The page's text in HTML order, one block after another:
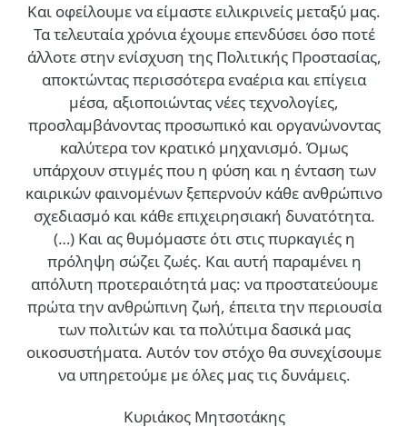
Και οφείλουμε να είμαστε ειλικρινείς μεταξύ μας.
Τα τελευταία χρόνια έχουμε επενδύσει όσο ποτέ
άλλοτε στην ενίσχυση της Πολιτικής Προστασίας,
αποκτώντας περισσότερα εναέρια και επίγεια
μέσα, αξιοποιώντας νέες τεχνολογίες,
προσλαμβάνοντας προσωπικό και οργανώνοντας
καλύτερα τον κρατικό μηχανισμό. Όμως
υπάρχουν στιγμές που η φύση και η ένταση των
καιρικών φαινομένων ξεπερνούν κάθε ανθρώπινο
σχεδιασμό και κάθε επιχειρησιακή δυνατότητα.
(…) Και ας θυμόμαστε ότι στις πυρκαγιές η
πρόληψη σώζει ζωές. Και αυτή παραμένει η
απόλυτη προτεραιότητά μας: να προστατεύουμε
πρώτα την ανθρώπινη ζωή, έπειτα την περιουσία
των πολιτών και τα πολύτιμα δασικά μας
οικοσυστήματα. Αυτόν τον στόχο θα συνεχίσουμε
να υπηρετούμε με όλες μας τις δυνάμεις.
Κυριάκος Μητσοτάκης